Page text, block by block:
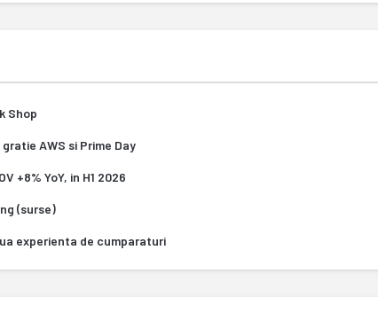
Shop
AWS si Prime Day
+8% YoY, in H1 2026
(surse)
experienta de cumparaturi